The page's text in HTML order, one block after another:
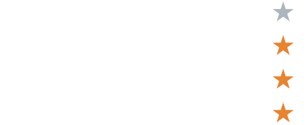
★
★
★
★